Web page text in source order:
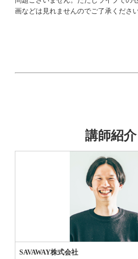
画などは見れませんのでご了承ください
講師紹介
SAVAWAY株式会社